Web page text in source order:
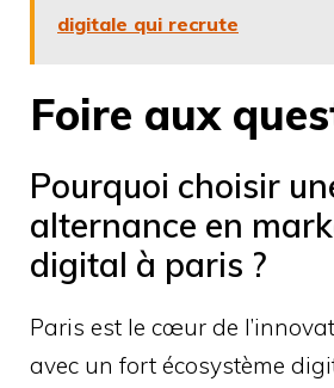
digitale qui recrute
Foire aux
Pourquoi choisir
alternance en
digital à paris ?
Paris est le cœur de
avec un fort écosystème